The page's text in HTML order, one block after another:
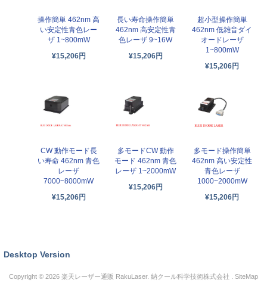
操作簡単 462nm 高
い安定性青色レー
ザ 1~800mW
¥15,206円
長い寿命操作簡単
462nm 高安定性青
色レーザ 9~16W
¥15,206円
超小型操作簡単
462nm 低雑音ダイ
オードレーザ
1~800mW
¥15,206円
CW 動作モード長
い寿命 462nm 青色
レーザ
7000~8000mW
¥15,206円
多モードCW 動作
モード 462nm 青色
レーザ 1~2000mW
¥15,206円
多モード操作簡単
462nm 高い安定性
青色レーザ
1000~2000mW
¥15,206円
Desktop Version
Copyright © 2026 楽天レーザー通販 RakuLaser. 納クール科学技術株式会社 . SiteMap